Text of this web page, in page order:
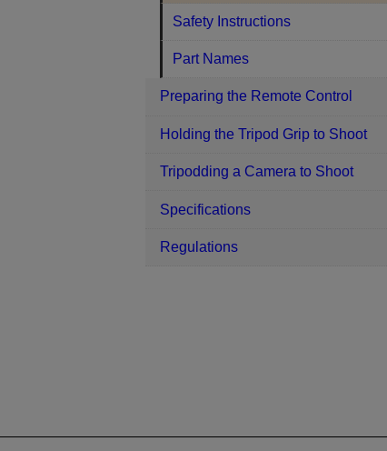
Safety Instructions
Part Names
Preparing the Remote Control
Holding the Tripod Grip to Shoot
Tripodding a Camera to Shoot
Specifications
Regulations